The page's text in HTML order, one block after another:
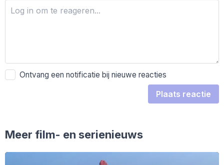
Ontvang een notificatie bij nieuwe reacties
Plaats reactie
Meer film- en serienieuws